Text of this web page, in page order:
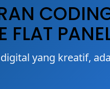
FLAT
yang kreatif,